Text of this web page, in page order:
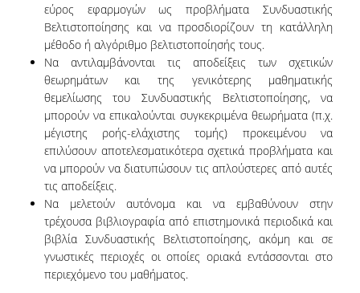
ΜΕΤΑΠΤΥΧΙΑΚΑ ΠΡΟΓΡΑΜΜΑΤΑ
ΠΜΣ ΣΤΗΝ ΕΠΙΣΤΗΜΗ ΤΩΝ ΥΠΟΛΟΓΙΣΤΩΝ
ΠΜΣ ΣΤΗΝ ΑΝΑΠΤΥΞΗ ΚΑΙ ΑΣΦΑΛΕΙΑ
ΠΛΗΡΟΦΟΡΙΑΚΩΝ ΣΥΣΤΗΜΑΤΩΝ
ΠΜΣ ΣΤΗΝ ΤΕΧΝΗΤΗ ΝΟΗΜΟΣΥΝΗ ΚΑΙ
ΕΠΙΣΤΗΜΗ ΔΕΔΟΜΕΝΩΝ
ΠΜΣ ΣΤΙΣ ΨΗΦΙΑΚΕΣ ΜΕΘΟΔΟΥΣ ΓΙΑ ΤΙΣ
ΑΝΘΡΩΠΙΣΤΙΚΕΣ ΕΠΙΣΤΗΜΕΣ
ΠΜΣ ΣΤΑ ΜΑΘΗΜΑΤΙΚΑ ΑΓΟΡΑΣ &
ΠΑΡΑΓΩΓΗΣ
ΔΙΔΑΚΤΟΡΙΚΟ ΠΡΟΓΡΑΜΜΑ
εύρος εφαρμογών ως προβλήματα Συνδυαστικής
Βελτιστοποίησης και να προσδιορίζουν τη κατάλληλη
μέθοδο ή αλγόριθμο βελτιστοποίησής τους.
Να αντιλαμβάνονται τις αποδείξεις των σχετικών
θεωρημάτων και της γενικότερης μαθηματικής
θεμελίωσης του Συνδυαστικής Βελτιστοποίησης, να
μπορούν να επικαλούνται συγκεκριμένα θεωρήματα (π.χ.
μέγιστης ροής-ελάχιστης τομής) προκειμένου να
επιλύσουν αποτελεσματικότερα σχετικά προβλήματα και
να μπορούν να διατυπώσουν τις απλούστερες από αυτές
τις αποδείξεις.
Να μελετούν αυτόνομα και να εμβαθύνουν στην
τρέχουσα βιβλιογραφία από επιστημονικά περιοδικά και
βιβλία Συνδυαστικής Βελτιστοποίησης, ακόμη και σε
γνωστικές περιοχές οι οποίες οριακά εντάσσονται στο
περιεχόμενο του μαθήματος.